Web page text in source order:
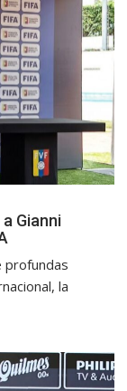
Gianni
profundas
la